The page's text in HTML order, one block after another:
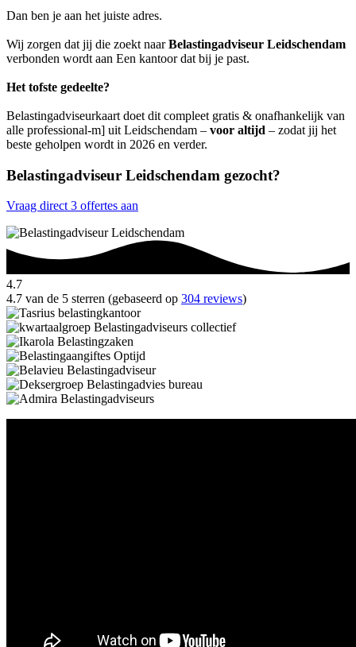
Dan ben je aan het juiste adres.
Wij zorgen dat jij die zoekt naarBelastingadviseur Leidschendam
verbonden wordt aan Een kantoor dat bij je past.
Het tofste gedeelte?
Belastingadviseurkaart doet dit compleet gratis & onafhankelijk van
alle professional-m] uit Leidschendam – voor altijd – zodat jij het
beste geholpen wordt in 2026 en verder.
Belastingadviseur Leidschendam gezocht?
Vraag direct 3 offertes aan
4.7
4.7 van de 5 sterren (gebaseerd op 304 reviews)